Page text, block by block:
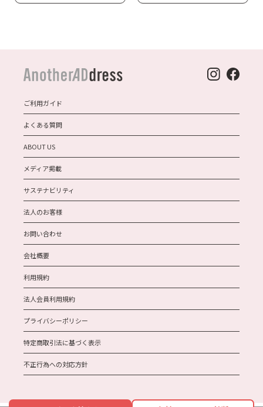
ご利用ガイド
よくある質問
ABOUT US
メディア掲載
サステナビリティ
法人のお客様
お問い合わせ
会社概要
利用規約
法人会員利用規約
プライバシーポリシー
特定商取引法に基づく表示
不正行為への対応方針